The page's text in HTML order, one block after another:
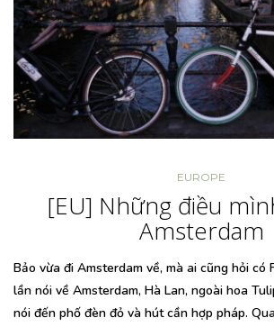
EUROPE
[EU] Những điều
Amsterdam
Bảo vừa đi Amsterdam về, mà ai cũng hỏi có
lần nói về Amsterdam, Hà Lan, ngoài hoa
nói đến phố đèn đỏ và hút cần hợp pháp.